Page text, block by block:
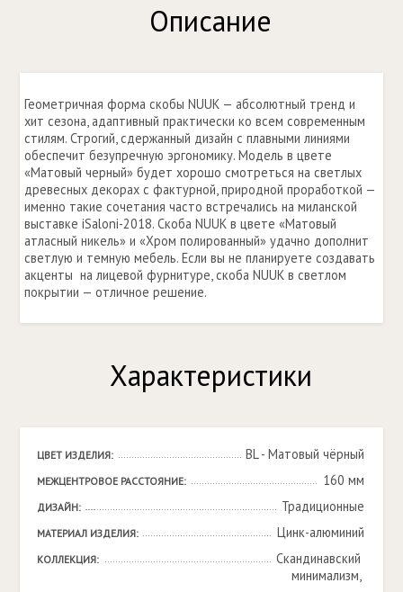
Описание
Геометричная форма скобы NUUK — абсолютный тренд и
хит сезона, адаптивный практически ко всем современным
стилям. Строгий, сдержанный дизайн с плавными линиями
обеспечит безупречную эргономику. Модель в цвете
«Матовый черный» будет хорошо смотреться на светлых
древесных декорах с фактурной, природной проработкой —
именно такие сочетания часто встречались на миланской
выставке iSaloni-2018. Скоба NUUK в цвете «Матовый
атласный никель» и «Хром полированный» удачно дополнит
светлую и темную мебель. Если вы не планируете создавать
акценты на лицевой фурнитуре, скоба NUUK в светлом
покрытии — отличное решение.
Характеристики
ЦВЕТ ИЗДЕЛИЯ: BL - Матовый чёрный
МЕЖЦЕНТРОВОЕ РАССТОЯНИЕ: 160 мм
ДИЗАЙН: Традиционные
МАТЕРИАЛ ИЗДЕЛИЯ: Цинк-алюминий
КОЛЛЕКЦИЯ:
Скандинавский
минимализм,